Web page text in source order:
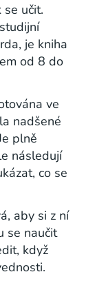
se učit.
je kniha
od 8 do
ve
nadšené
plně
následují
co se
aby si z ní
se naučit
když